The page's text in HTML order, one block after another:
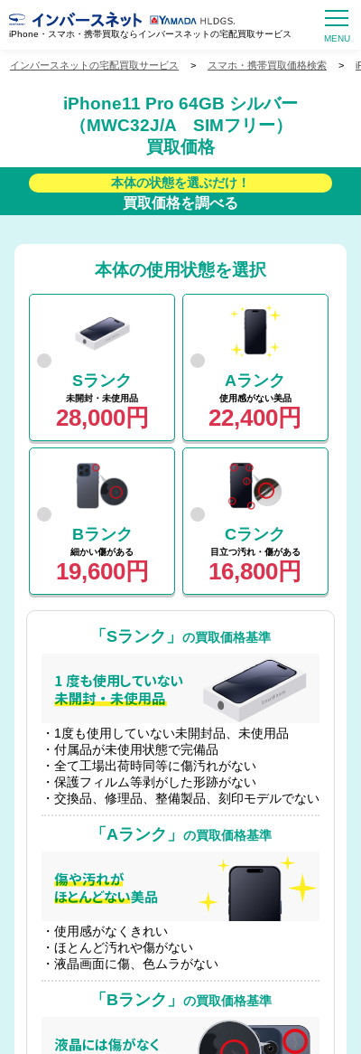
iPhone・スマホ・携帯買取ならインバースネットの宅配買取サービス
インバースネットの宅配買取サービス > スマホ・携帯買取価格検索 >
iPhone11 Pro 64GB シルバー
（MWC32J/A SIMフリー）
買取価格
本体の状態を選ぶだけ！
買取価格を調べる
本体の使用状態を選択
Sランク
未開封・未使用品
28,000円
Aランク
使用感がない美品
22,400円
Bランク
細かい傷がある
19,600円
Cランク
目立つ汚れ・傷がある
16,800円
「Sランク」 の買取価格基準
・1度も使用していない未開封品、未使用品
・付属品が未使用状態で完備品
・全て工場出荷時同等に傷汚れがない
・保護フィルム等剥がした形跡がない
・交換品、修理品、整備製品、刻印モデルでない
「Aランク」 の買取価格基準
・使用感がなくきれい
・ほとんど汚れや傷がない
・液晶画面に傷、色ムラがない
「Bランク」 の買取価格基準